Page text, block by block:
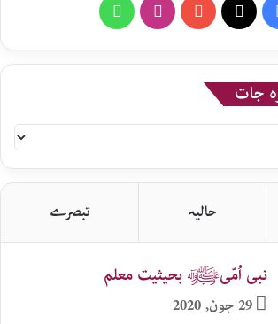
Facebook
YouTube
Instagram
WhatsApp
جات
حالیہ تبصرے
نبی اُمّیﷺ بحیثیت معلم
29 جون, 2020